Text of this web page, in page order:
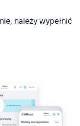
należy wypełnić